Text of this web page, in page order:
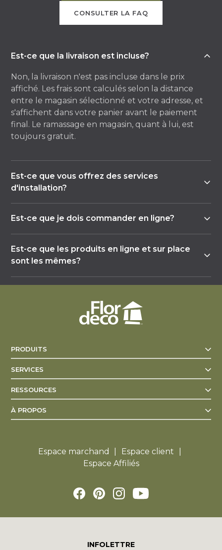
CONSULTER LA FAQ
Est-ce que la livraison est incluse?
Non, la livraison n'est pas incluse dans le prix
affiché. Les frais sont calculés selon la distance
entre le magasin sélectionné et votre adresse, et
s'affichent dans votre panier avant le paiement
final. Le ramassage en magasin, quant à lui, est
toujours gratuit.
Est-ce que vous offrez des services
d'installation?
d'installation, soit à l'interne, soit avec un
partenaire externe. Contactez le magasin de votre
choix pour connaître les détails et la disponibilité
de ce service pour votre projet.
Est-ce que je dois commander en ligne?
d'autres. Vous pouvez tout aussi bien visiter un de
nos magasins pour être accompagné par un
conseiller, du choix des matériaux jusqu'à la
finalisation de votre commande.
Est-ce que les produits en ligne et sur place
sont les mêmes?
à l'autre selon les fournisseurs locaux. Nous vous
recommandons de confirmer la disponibilité
PRODUITS
SERVICES
RESSOURCES
À PROPOS
Espace marchand
Espace client
Espace Affiliés
INFOLETTRE